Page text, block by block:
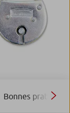
Bonnes pratiques